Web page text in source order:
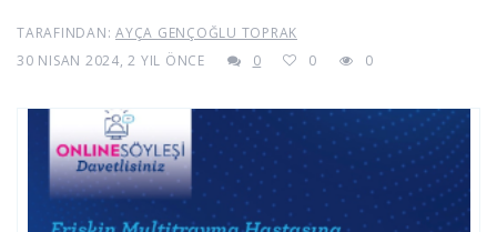
TARAFINDAN: AYÇA GENÇOĞLU TOPRAK
30 NISAN 2024, 2 YIL ÖNCE
0 0 0